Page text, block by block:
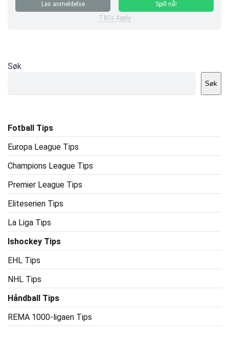
Les anmeldelse
Spill nå!
T&Cs Apply
Søk
Søk
Fotball Tips
Europa League Tips
Champions League Tips
Premier League Tips
Eliteserien Tips
La Liga Tips
Ishockey Tips
EHL Tips
NHL Tips
Håndball Tips
REMA 1000-ligaen Tips